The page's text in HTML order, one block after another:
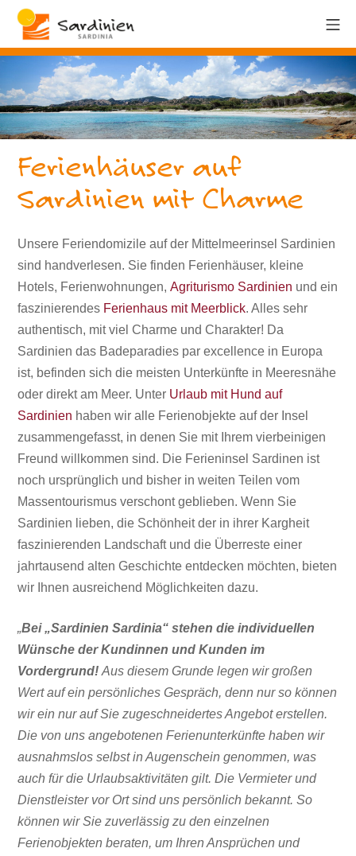
Ferienhäuser auf
Sardinien mit Charme
Unsere Feriendomizile auf der Mittelmeerinsel Sardinien
sind handverlesen. Sie finden Ferienhäuser, kleine
Hotels, Ferienwohnungen,Agriturismo Sardinien und ein
faszinierendes Ferienhaus mit Meerblick. Alles sehr
authentisch, mit viel Charme und Charakter! Da
Sardinien das Badeparadies par excellence in Europa
ist, befinden sich die meisten Unterkünfte in Meeresnähe
oder direkt am Meer. Unter Urlaub mit Hund auf
Sardinien haben wir alle Ferienobjekte auf der Insel
zusammengefasst, in denen Sie mit Ihrem vierbeinigen
Freund willkommen sind. Die Ferieninsel Sardinen ist
noch ursprünglich und bisher in weiten Teilen vom
Massentourismusverschont geblieben. Wenn Sie
Sardinien lieben, die Schönheit der in ihrer Kargheit
faszinierenden Landschaft und die Überreste einer
jahrtausend alten Geschichte entdecken möchten, bieten
wir Ihnen ausreichend Möglichkeiten dazu.
„Bei „Sardinien Sardinia“ stehen die individuellen
Wünsche der Kundinnen und Kunden im
Vordergrund! Aus diesem Grunde legen wir großen
Wert auf ein persönliches Gespräch, denn nur so können
wir ein nur auf Sie zugeschneidertes Angebot erstellen.
Die von uns angebotenen Ferienunterkünfte haben wir
ausnahmslos selbst in Augenschein genommen, was
auch für die Urlaubsaktivitäten gilt. Die Vermieter und
Dienstleister vor Ort sind uns persönlich bekannt. So
können wir Sie zuverlässig zu den einzelnen
Ferienobjekten beraten, um Ihren Ansprüchen und